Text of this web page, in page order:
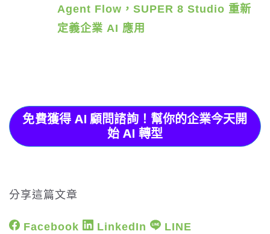
Agent Flow，SUPER 8 Studio 重新
定義企業 AI 應用
免費獲得 AI 顧問諮詢！幫你的企業今天開
始 AI 轉型
分享這篇文章
Facebook LinkedIn
LINE